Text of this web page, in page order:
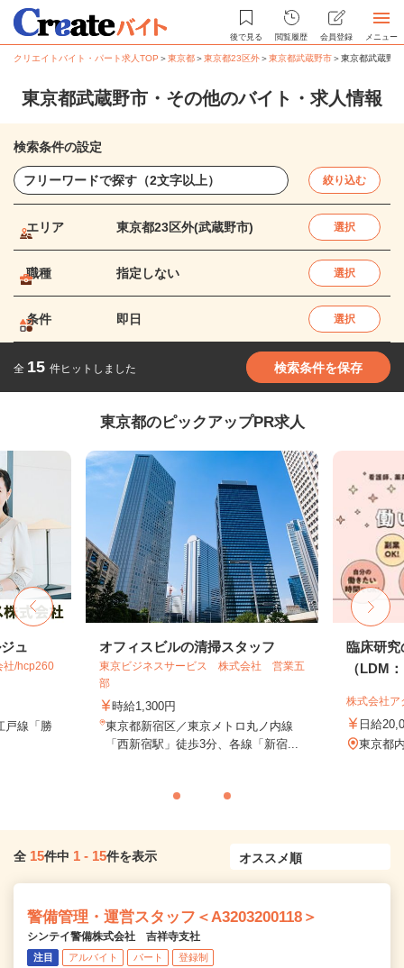
後で見る 閲覧履歴 会員登録 メニュー
クリエイトバイト・パート求人TOP ＞東京都＞東京都23区外＞東京都武蔵野市＞東京都武蔵野
東京都武蔵野市・その他のバイト・求人情報
検索条件の設定
絞り込む
エリア 東京都23区外(武蔵野市) 選択
職種 指定しない 選択
条件 即日 選択
全 15 件ヒットしました 検索条件を保存
東京都のピックアップPR求人
ュ
社/hcp260
戸線「勝
オフィスビルの清掃スタッフ
東京ビジネスサービス 株式会社 営業五
部
時給1,300円
東京都新宿区／東京メトロ丸ノ内線
「西新宿駅」徒歩3分、各線「新宿...
臨床研究
（LDM
株式会社ア
日給
東京都
全 15件中 1 - 15件を表示
警備管理・運営スタッフ＜A3203200118＞
シンテイ警備株式会社 吉祥寺支社
注目 アルバイト パート 登録制